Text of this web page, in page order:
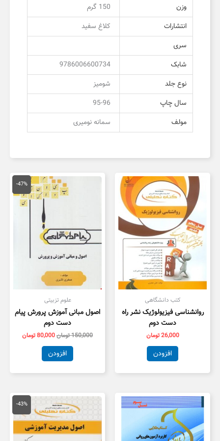
وزن
150 گرم
انتشارات
کلاغ سفید
سری
شابک
9786006600734
نوع جلد
شومیز
سال چاپ
95-96
مولف
سمانه نومیری
کتب دانشگاهی
روانشناسی فیزیولوژیک نشر راه
دست دوم
26,000تومان
افزودن
-47%
علوم تزبیتی
اصول مبانی آموزش پرورش پیام
دست دوم
150,000تومان
قیمت
اصلی
150,000 تومان
بود.
80,000تومان
قیمت
فعلی
است.
افزودن
-43%
قیمت
اصلی
150,000 تومان
بود.
قیمت
فعلی
است.